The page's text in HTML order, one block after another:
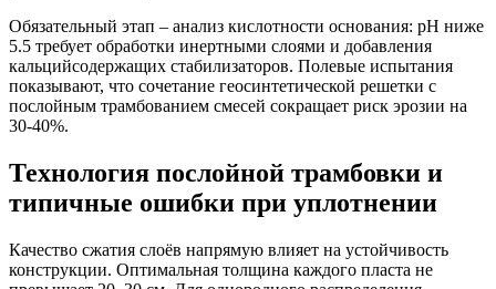
Обязательный этап – анализ кислотности основания: pH ниже
5.5 требует обработки инертными слоями и добавления
кальцийсодержащих стабилизаторов. Полевые испытания
показывают, что сочетание геосинтетической решетки с
послойным трамбованием смесей сокращает риск эрозии на
30-40%.
Технология послойной трамбовки и
типичные ошибки при уплотнении
Качество сжатия слоёв напрямую влияет на устойчивость
конструкции. Оптимальная толщина каждого пласта не